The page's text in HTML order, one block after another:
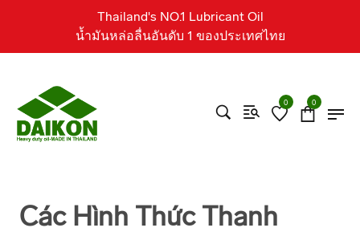
Thailand's NO.1 Lubricant Oil
น้ำมันหล่อลื่นอันดับ 1 ของประเทศไทย
0 0
Các Hình Thức Thanh